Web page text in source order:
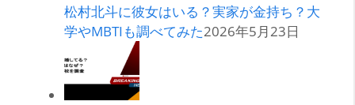
松村北斗に彼女はいる？実家が金持ち？大
学やMBTIも調べてみた2026年5月23日